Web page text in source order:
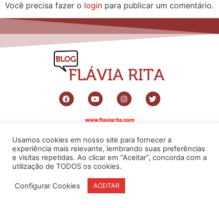
Você precisa fazer o login para publicar um comentário.
www.flaviarita.com
© Todos os direitos reservados
Usamos cookies em nosso site para fornecer a
experiência mais relevante, lembrando suas preferências
e visitas repetidas. Ao clicar em “Aceitar”, concorda com a
utilização de TODOS os cookies.
Configurar Cookies ACEITAR